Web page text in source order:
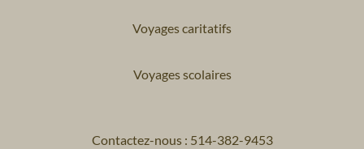
Voyages caritatifs
Voyages scolaires
Contactez-nous : 514-382-9453